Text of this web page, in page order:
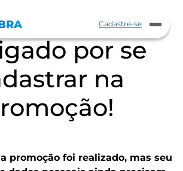
Cadastre-se
Abrir
menu
por se
na
promoção foi realizado, mas seu